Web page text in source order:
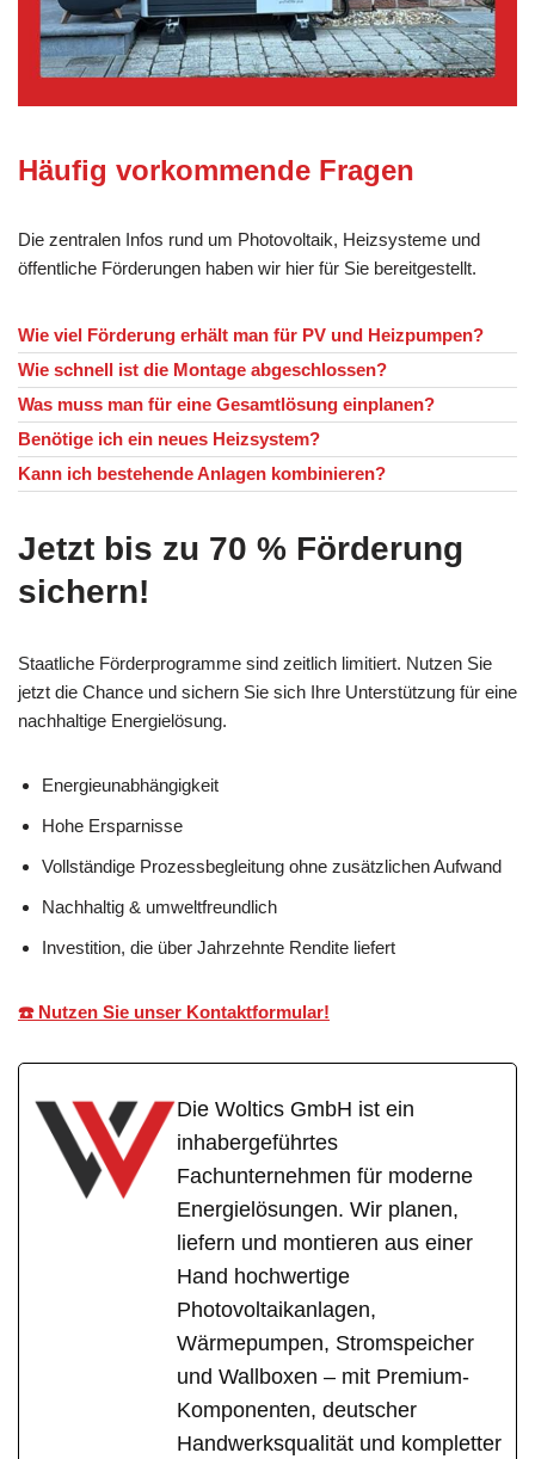
Häufig vorkommende Fragen
Die zentralen Infos rund um Photovoltaik, Heizsysteme und
öffentliche Förderungen haben wir hier für Sie bereitgestellt.
Wie viel Förderung erhält man für PV und Heizpumpen?
Wie schnell ist die Montage abgeschlossen?
Was muss man für eine Gesamtlösung einplanen?
Benötige ich ein neues Heizsystem?
Kann ich bestehende Anlagen kombinieren?
Jetzt bis zu 70 % Förderung
sichern!
Staatliche Förderprogramme sind zeitlich limitiert. Nutzen Sie
jetzt die Chance und sichern Sie sich Ihre Unterstützung für eine
nachhaltige Energielösung.
Energieunabhängigkeit
Hohe Ersparnisse
Vollständige Prozessbegleitung ohne zusätzlichen Aufwand
Nachhaltig & umweltfreundlich
Investition, die über Jahrzehnte Rendite liefert
☎️ Nutzen Sie unser Kontaktformular!
Die Woltics GmbH ist ein
inhabergeführtes
Fachunternehmen für moderne
Energielösungen. Wir planen,
liefern und montieren aus einer
Hand hochwertige
Photovoltaikanlagen,
Wärmepumpen, Stromspeicher
und Wallboxen – mit Premium-
Komponenten, deutscher
Handwerksqualität und kompletter